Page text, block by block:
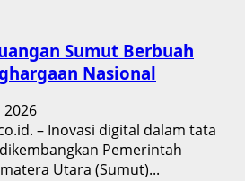
Sumut Berbuah
Nasional
2026
– Inovasi digital dalam tata
Pemerintah
Utara (Sumut)...